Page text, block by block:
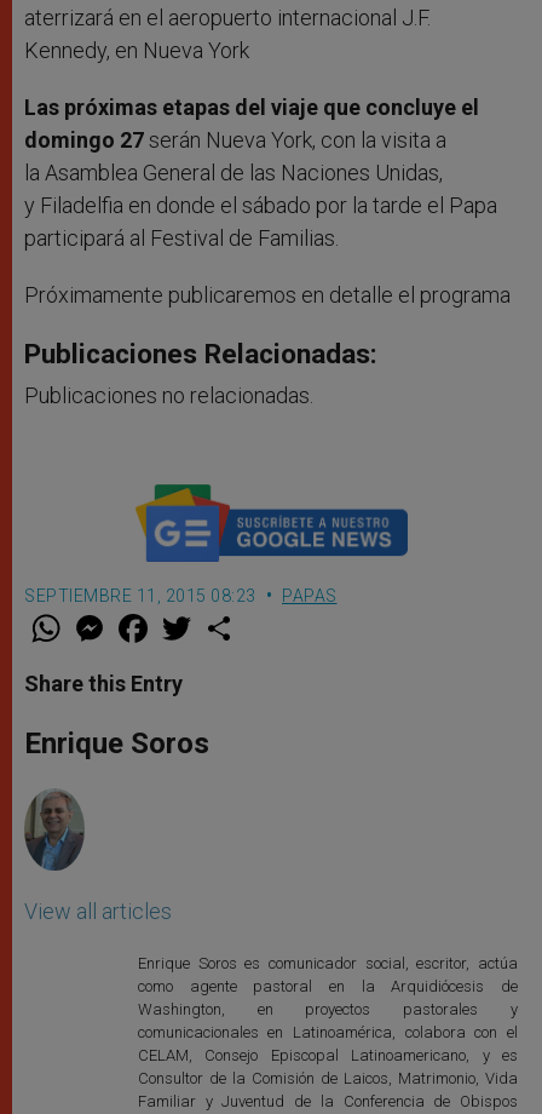
aterrizará en el aeropuerto internacional J.F.
Kennedy, en Nueva York
Las próximas etapas del viaje que concluye el
domingo 27serán Nueva York, con la visita a
la Asamblea General de las Naciones Unidas,
y Filadelfia en donde el sábado por la tarde el Papa
participará al Festival de Familias.
Próximamente publicaremos en detalle el programa
Publicaciones Relacionadas:
Publicaciones no relacionadas.
SEPTIEMBRE 11, 2015 08:23 PAPAS
W
t
s
p
p
M
e
s
e
g
e
F
a
e
b
o
k
w
r
Share this Entry
Enrique Soros
View all articles
Enrique Soros es comunicador social, escritor, actúa
como agente pastoral en la Arquidiócesis de
Washington, en proyectos pastorales y
comunicacionales en Latinoamérica, colabora con el
CELAM, Consejo Episcopal Latinoamericano, y es
Consultor de la Comisión de Laicos, Matrimonio, Vida
Familiar y Juventud de la Conferencia de Obispos